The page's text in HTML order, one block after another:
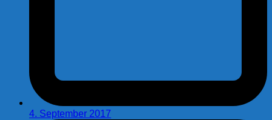
4. September 2017